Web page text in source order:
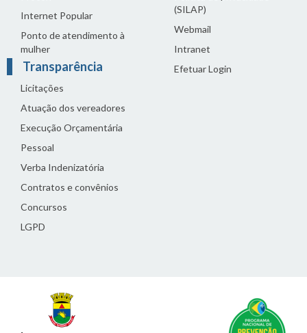
Internet Popular
Ponto de atendimento à
mulher
Transparência
Licitações
Atuação dos vereadores
Execução Orçamentária
Pessoal
Verba Indenizatória
Contratos e convênios
Concursos
LGPD
(SILAP)
Webmail
Intranet
Efetuar Login